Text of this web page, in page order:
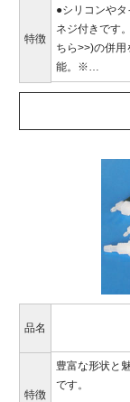
特徴
●シリコンや
ネジ付きです
ちら>>)の併
能。※…
品名
特徴
豊富な形状と
です。